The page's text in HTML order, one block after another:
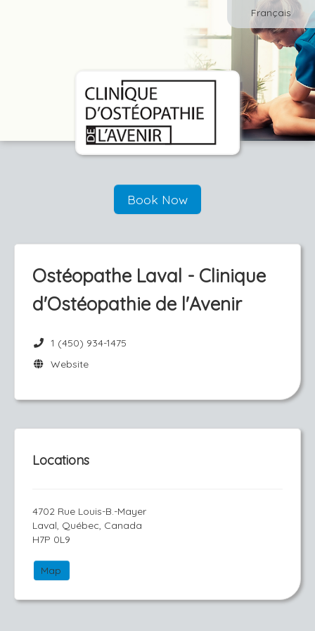
Français
Book Now
Ostéopathe Laval - Clinique
d'Ostéopathie de l'Avenir
1 (450) 934-1475
Website
Locations
4702 Rue Louis-B.-Mayer
Laval, Québec, Canada
H7P 0L9
Map